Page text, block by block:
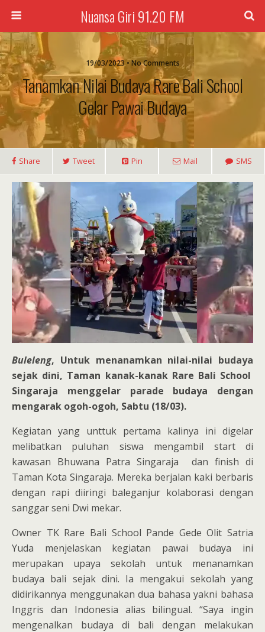
Nuansa Giri 91.20 FM
19/03/2023 • No Comments
Tanamkan Nilai Budaya Rare Bali School
Gelar Pawai Budaya
Share Tweet Pin Mail SMS
Buleleng, Untuk menanamkan nilai-nilai budaya
sejak dini, Taman kanak-kanak Rare Bali School
Singaraja menggelar parade budaya dengan
mengarak ogoh-ogoh, Sabtu (18/03).
Kegiatan yang unttuk pertama kalinya ini digelar
melibatkan puluhan siswa mengambil start di
kawasan Bhuwana Patra Singaraja dan finish di
Taman Kota Singaraja. Mereka berjalan kaki berbaris
dengan rapi diiringi baleganjur kolaborasi dengan
sanggar seni Dwi mekar.
Owner TK Rare Bali School Pande Gede Olit Satria
Yuda menjelaskan kegiatan pawai budaya ini
merupakan upaya sekolah untuk menanamkan
budaya bali sejak dini. Ia mengakui sekolah yang
didirikannya menggunakan dua bahasa yakni bahasa
Inggris dan Indonesia alias bilingual. “Saya ingin
mengenalkan budaya di bali dengan melakukan